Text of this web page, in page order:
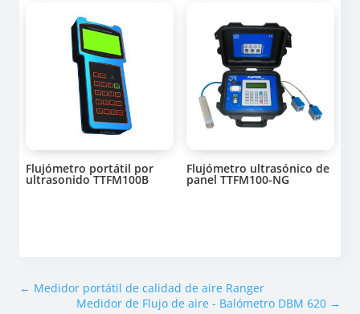
Flujómetro portátil por
ultrasonido TTFM100B
Flujómetro ultrasónico de
panel TTFM100-NG
← Medidor portátil de calidad de aire Ranger
Medidor de Flujo de aire - Balómetro DBM 620→